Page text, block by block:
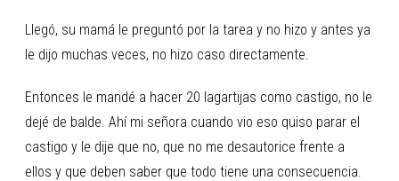
Llegó, su mamá le preguntó por la tarea y no hizo y antes ya
le dijo muchas veces, no hizo caso directamente.
Entonces le mandé a hacer 20 lagartijas como castigo, no le
dejé de balde. Ahí mi señora cuando vio eso quiso parar el
castigo y le dije que no, que no me desautorice frente a
ellos y que deben saber que todo tiene una consecuencia.